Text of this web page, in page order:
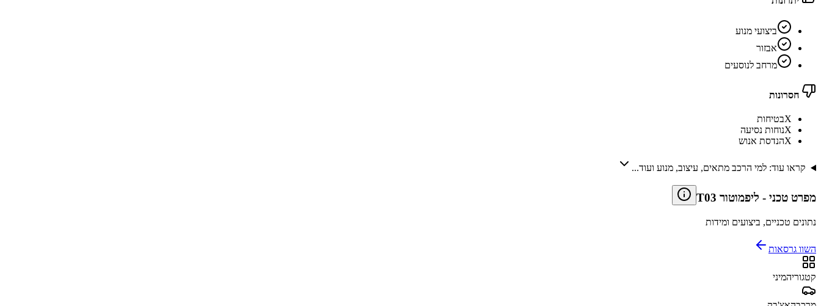
ביצועי מנוע
אבזור
מרחב לנוסעים
חסרונות
Xבטיחות
Xנוחות נסיעה
Xהנדסת אנוש
קראו עוד: למי הרכב מתאים, עיצוב, מנוע ועוד...
מפרט טכני - ליפמוטור T03
נתונים טכניים, ביצועים ומידות
השוו גרסאות
קטגוריהמיני